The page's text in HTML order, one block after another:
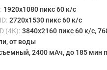
1920x1080 пикс 60 к/с
2720x1530 пикс 60 к/с
(4K): 3840x2160 пикс 60 к/с,
от воды
2400 мАч, до 185 мин